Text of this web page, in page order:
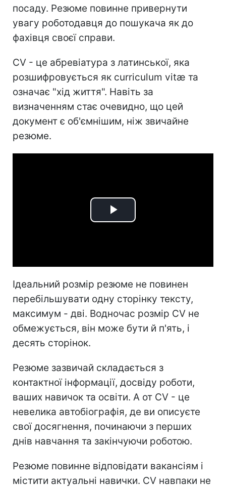
посаду. Резюме повинне привернути
увагу роботодавця до пошукача як до
фахівця своєї справи.
СV - це абревіатура з латинської, яка
розшифровується як curriculum vitæ та
означає "хід життя". Навіть за
визначенням стає очевидно, що цей
документ є об'ємнішим, ніж звичайне
резюме.
Play
Ідеальний розмір резюме не повинен
перебільшувати одну сторінку тексту,
максимум - дві. Водночас розмір СV не
обмежується, він може бути й п'ять, і
десять сторінок.
Резюме зазвичай складається з
контактної інформації, досвіду роботи,
ваших навичок та освіти. А от СV - це
невелика автобіографія, де ви описуєте
свої досягнення, починаючи з перших
днів навчання та закінчуючи роботою.
Резюме повинне відповідати вакансіям і
містити актуальні навички. СV навпаки не